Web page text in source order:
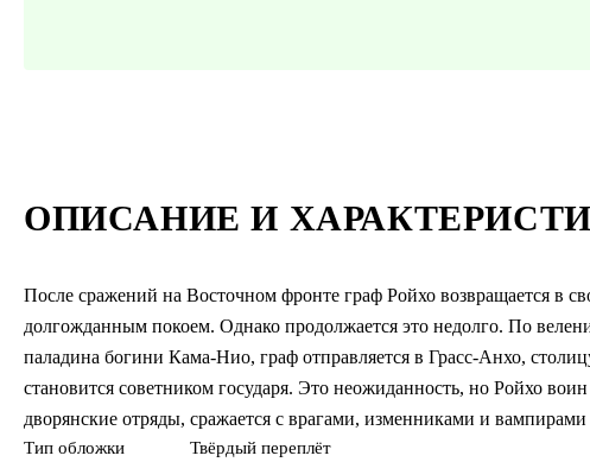
ОПИСАНИЕ И
После сражений на Восточном фронте граф Ройхо возвращается в
долгожданным покоем. Однако продолжается это недолго. По
паладина богини Кама-Нио, граф отправляется в Грасс-Анхо,
становится советником государя. Это неожиданность, но Ройхо
дворянские отряды, сражается с врагами, изменниками и
Тип обложки
Твёрдый переплёт